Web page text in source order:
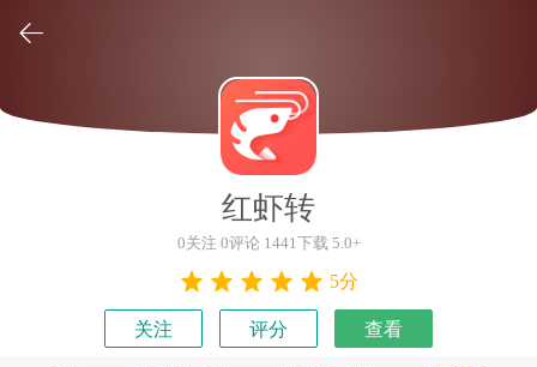

红虾转
0关注 0评论 1441下载 5.0+
5分
关注 评分 查看